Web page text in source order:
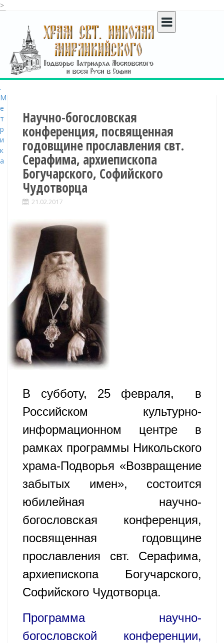
>
c
o
n
t
e
n
t
Научно-богословская
конференция, посвященная
годовщине прославления свт.
Серафима, архиепископа
Богучарского, Софийского
Чудотворца
21.02.2017
В субботу, 25 февраля, в
Российском культурно-
информационном центре в
рамках программы Никольского
храма-Подворья «Возвращение
забытых имен», состоится
юбилейная научно-
богословская конференция,
посвященная годовщине
прославления свт. Серафима,
архиепископа Богучарского,
Софийского Чудотворца.
Программа научно-
богословской конференции,